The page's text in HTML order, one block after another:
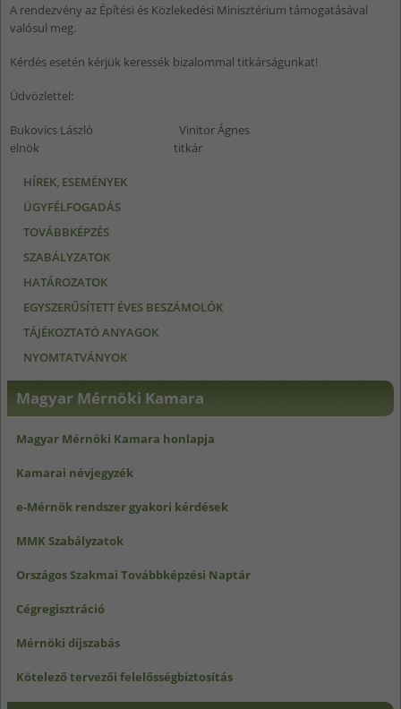
A rendezvény az Építési és Közlekedési Minisztérium támogatásával
valósul meg.
Kérdés esetén kérjük keressék bizalommal titkárságunkat!
Üdvözlettel:
Bukovics László Vinitor Ágnes
elnök titkár
HÍREK, ESEMÉNYEK
ÜGYFÉLFOGADÁS
TOVÁBBKÉPZÉS
SZABÁLYZATOK
HATÁROZATOK
EGYSZERŰSÍTETT ÉVES BESZÁMOLÓK
TÁJÉKOZTATÓ ANYAGOK
NYOMTATVÁNYOK
Magyar Mérnöki Kamara
Magyar Mérnöki Kamara honlapja
Kamarai névjegyzék
e-Mérnök rendszer gyakori kérdések
MMK Szabályzatok
Országos Szakmai Továbbképzési Naptár
Cégregisztráció
Mérnöki díjszabás
Kötelező tervezői felelősségbiztosítás